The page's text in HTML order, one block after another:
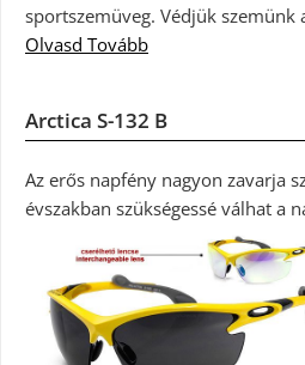
sportszemüveg. Védjük szemünk
Olvasd Tovább
Arctica S-132 B
Az erős napfény nagyon zavarja
évszakban szükségessé válhat a